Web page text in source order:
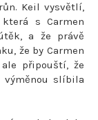
Keil vysvětlí,
s Carmen
a že právě
že by Carmen
připouští, že
výměnou slíbila